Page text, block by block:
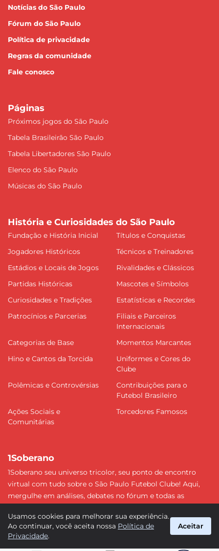
Notícias do São Paulo
Fórum do São Paulo
Política de privacidade
Regras da comunidade
Fale conosco
Páginas
Próximos jogos do São Paulo
Tabela Brasileirão São Paulo
Tabela Libertadores São Paulo
Elenco do São Paulo
Músicas do São Paulo
História e Curiosidades do São Paulo
Fundação e História Inicial
Títulos e Conquistas
Jogadores Históricos
Técnicos e Treinadores
Estádios e Locais de Jogos
Rivalidades e Clássicos
Partidas Históricas
Mascotes e Símbolos
Curiosidades e Tradições
Estatísticas e Recordes
Patrocínios e Parcerias
Filiais e Parceiros
Internacionais
Categorias de Base
Momentos Marcantes
Hino e Cantos da Torcida
Uniformes e Cores do
Clube
Polêmicas e Controvérsias
Contribuições para o
Futebol Brasileiro
Ações Sociais e
Comunitárias
Torcedores Famosos
1Soberano
1Soberano seu universo tricolor, seu ponto de encontro
virtual com tudo sobre o São Paulo Futebol Clube! Aqui,
mergulhe em análises, debates no fórum e todas as
detalhe e faça parte dessa comunidade apaixonada pelo
tricolor paulista. #SPFC #SãoPaulo #1Soberano
Usamos cookies para melhorar sua experiência.
Ao continuar, você aceita nossa Política de
Privacidade.
Aceitar